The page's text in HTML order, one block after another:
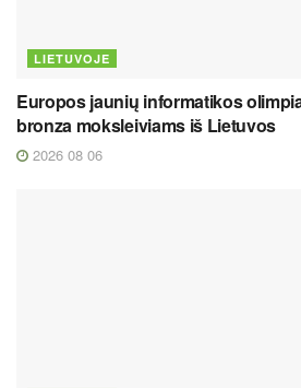
LIETUVOJE
Europos jaunių informatikos
bronza moksleiviams iš Lietuvos
2026 08 06